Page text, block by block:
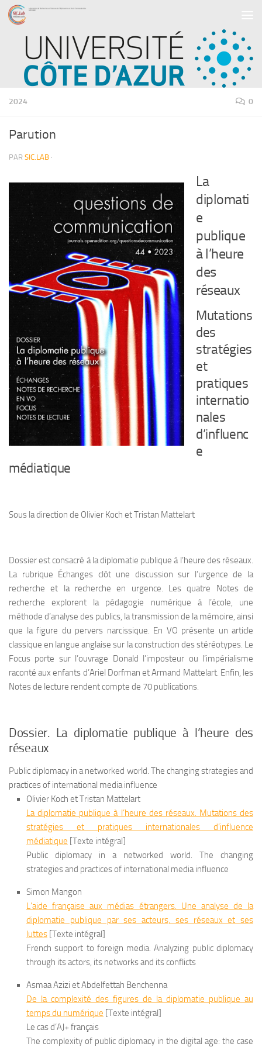
Skip to content
2024 0
Parution
PAR SIC.LAB ·
La
diplomati
e
publique
à l’heure
des
réseaux
Mutations
des
stratégies
et
pratiques
internatio
nales
d’influenc
e
médiatique
Sous la direction de Olivier Koch et Tristan Mattelart
Dossierest consacré à la diplomatie publique à l’heure des réseaux.
La rubrique Échanges clôt une discussion sur l’urgence de la
recherche et la recherche en urgence. Les quatre Notes de
recherche explorent la pédagogie numérique à l’école, une
méthode d’analyse des publics, la transmission de la mémoire, ainsi
que la figure du pervers narcissique. En VO présente un article
classique en langue anglaise sur la construction des stéréotypes. Le
Focus porte sur l’ouvrage Donald l’imposteur ou l’impérialisme
raconté aux enfants d’Ariel Dorfman et Armand Mattelart. Enfin, les
Notes de lecture rendent compte de 70 publications.
Dossier. La diplomatie publique à l’heure des
réseaux
Public diplomacy in a networked world. The changing strategies and
practices of international media influence
Olivier Koch et Tristan Mattelart
La diplomatie publique à l’heure des réseaux. Mutations des
stratégies et pratiques internationales d’influence
médiatique [Texte intégral]
Public diplomacy in a networked world. The changing
strategies and practices of international media influence
Simon Mangon
L’aide française aux médias étrangers. Une analyse de la
diplomatie publique par ses acteurs, ses réseaux et ses
luttes [Texte intégral]
French support to foreign media. Analyzing public diplomacy
through its actors, its networks and its conflicts
Asmaa Azizi et Abdelfettah Benchenna
De la complexité des figures de la diplomatie publique au
temps du numérique [Texte intégral]
Le cas d’AJ+ français
The complexity of public diplomacy in the digital age: the case